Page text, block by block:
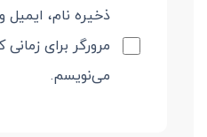
ذخیره نام،
مرورگر برای
می‌نویسم.